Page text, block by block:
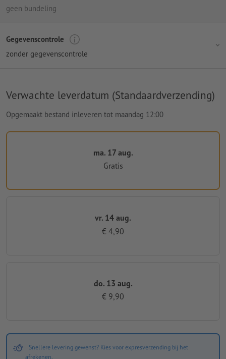
geen bundeling
Gegevenscontrole
zonder gegevenscontrole
Verwachte leverdatum (Standaardverzending)
Opgemaakt bestand inleveren tot maandag 12:00
ma. 17 aug.
Gratis
vr. 14 aug.
€ 4,90
do. 13 aug.
€ 9,90
Snellere levering gewenst? Kies voor expresverzending bij het
afrekenen.